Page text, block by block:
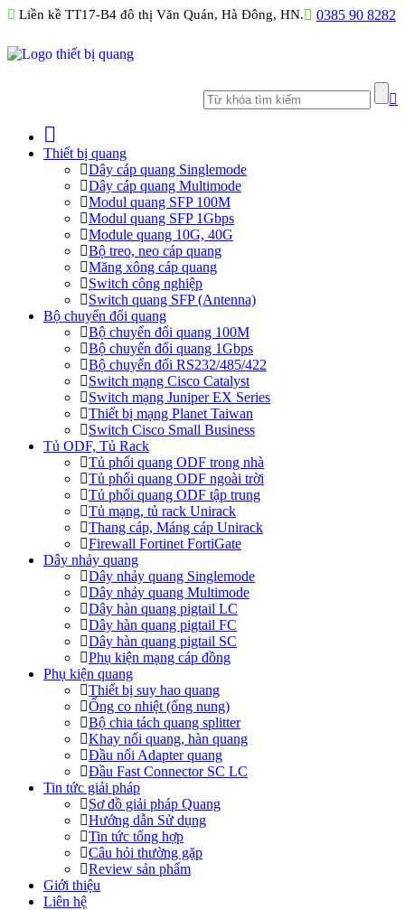
Liền kề TT17-B4 đô thị Văn Quán, Hà Đông, HN. 0385 90 8282
Thiết bị quang
Dây cáp quang Singlemode
Dây cáp quang Multimode
Modul quang SFP 100M
Modul quang SFP 1Gbps
Module quang 10G, 40G
Bộ treo, neo cáp quang
Măng xông cáp quang
Switch công nghiệp
Switch quang SFP (Antenna)
Bộ chuyển đổi quang
Bộ chuyển đổi quang 100M
Bộ chuyển đổi quang 1Gbps
Bộ chuyển đối RS232/485/422
Switch mạng Cisco Catalyst
Switch mạng Juniper EX Series
Thiết bị mạng Planet Taiwan
Switch Cisco Small Business
Tủ ODF, Tủ Rack
Tủ phối quang ODF trong nhà
Tủ phối quang ODF ngoài trời
Tủ phối quang ODF tập trung
Tủ mạng, tủ rack Unirack
Thang cáp, Máng cáp Unirack
Firewall Fortinet FortiGate
Dây nhảy quang
Dây nhảy quang Singlemode
Dây nhảy quang Multimode
Dây hàn quang pigtail LC
Dây hàn quang pigtail FC
Dây hàn quang pigtail SC
Phụ kiện mạng cáp đồng
Phụ kiện quang
Thiết bị suy hao quang
Ống co nhiệt (ống nung)
Bộ chia tách quang splitter
Khay nối quang, hàn quang
Đầu nối Adapter quang
Đầu Fast Connector SC LC
Tin tức giải pháp
Sơ đồ giải pháp Quang
Hướng dẫn Sử dụng
Tin tức tổng hợp
Câu hỏi thường gặp
Review sản phẩm
Giới thiệu
Liên hệ